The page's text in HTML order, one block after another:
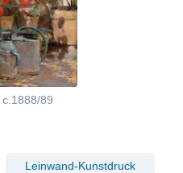
c.1888/89
Leinwand-Kunstdruck